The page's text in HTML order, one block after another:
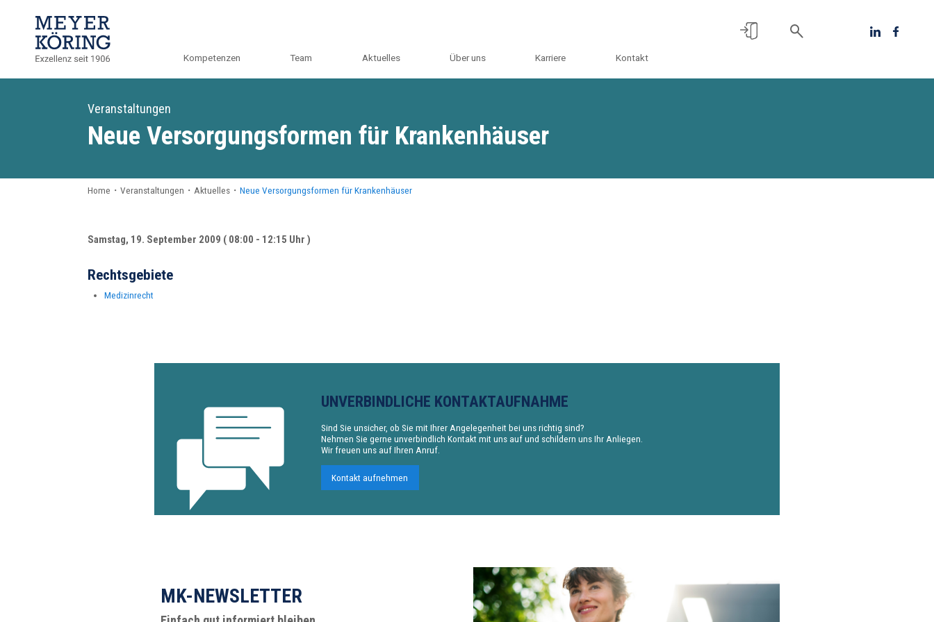
Kompetenzen Team Aktuelles Über uns Karriere Kontakt
Veranstaltungen
Neue Versorgungsformen für Krankenhäuser
Home ・ Veranstaltungen ・ Aktuelles ・ Neue Versorgungsformen für Krankenhäuser
Samstag, 19. September 2009 ( 08:00 - 12:15 Uhr )
Rechtsgebiete
Medizinrecht
UNVERBINDLICHE KONTAKTAUFNAHME
Sind Sie unsicher, ob Sie mit Ihrer Angelegenheit bei uns richtig sind?
Nehmen Sie gerne unverbindlich Kontakt mit uns auf und schildern uns Ihr Anliegen.
Wir freuen uns auf Ihren Anruf.
Kontakt aufnehmen
MK-NEWSLETTER